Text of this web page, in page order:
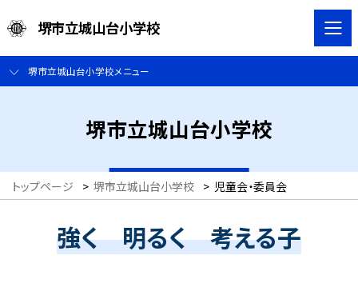
堺市立城山台小学校
堺市立城山台小学校メニュー
堺市立城山台小学校
トップページ > 堺市立城山台小学校 > 児童会・委員会
強く 明るく 考える子